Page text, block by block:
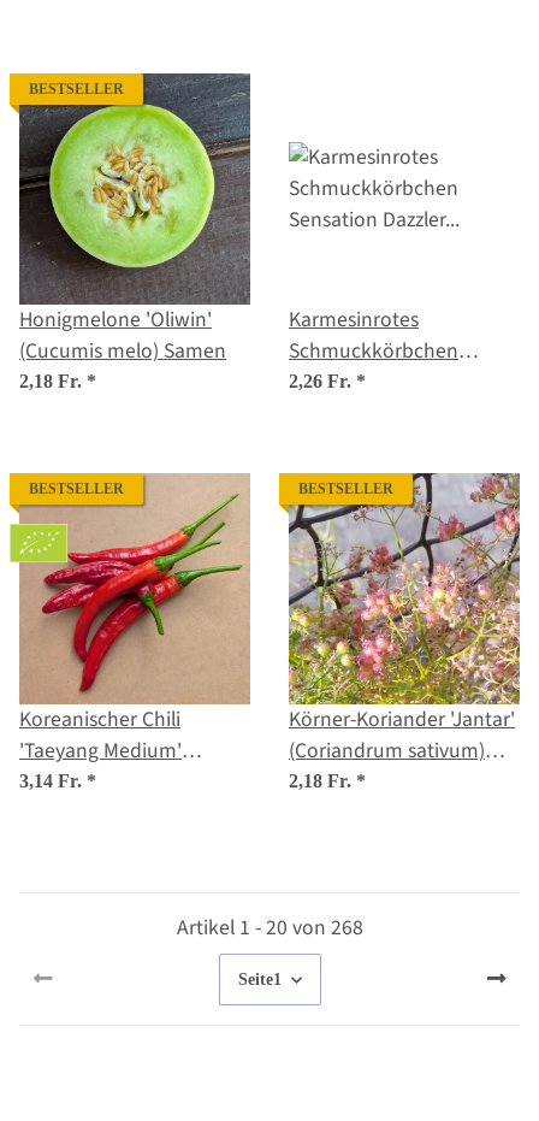
BESTSELLER
Honigmelone 'Oliwin'
(Cucumis melo) Samen
2,18 Fr. *
Karmesinrotes
Schmuckkörbchen
'Sensation Dazzler'
2,26 Fr. *
BESTSELLER
Koreanischer Chili
'Taeyang Medium'
(Capsicum annuum) Bio-
3,14 Fr. *
BESTSELLER
Körner-Koriander 'Jantar'
(Coriandrum sativum)
Samen
2,18 Fr. *
Artikel 1 - 20 von 268
Seite1